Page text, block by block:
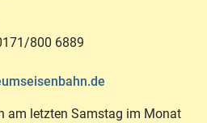
800 6889
am letzten Samstag im Monat